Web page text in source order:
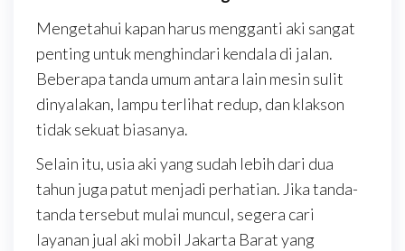
Mengetahui kapan harus mengganti aki sangat
penting untuk menghindari kendala di jalan.
Beberapa tanda umum antara lain mesin sulit
dinyalakan, lampu terlihat redup, dan klakson
tidak sekuat biasanya.
Selain itu, usia aki yang sudah lebih dari dua
tahun juga patut menjadi perhatian. Jika tanda-
tanda tersebut mulai muncul, segera cari
layanan jual aki mobil Jakarta Barat yang